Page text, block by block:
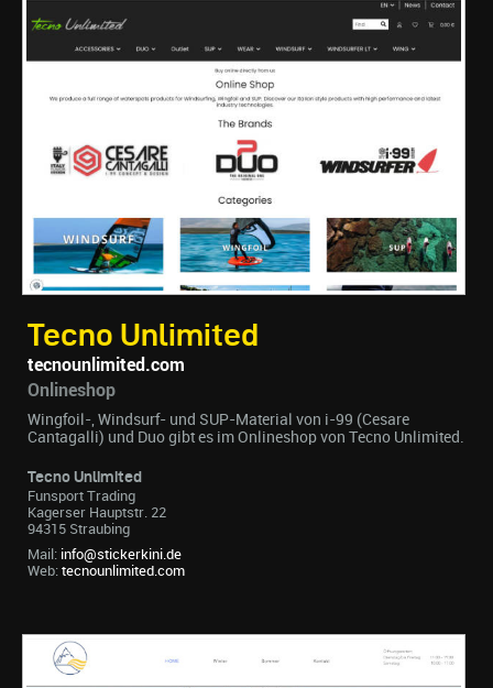
Tecno Unlimited
tecnounlimited.com
Onlineshop
Wingfoil-, Windsurf- und SUP-Material von i-99 (Cesare
Cantagalli) und Duo gibt es im Onlineshop von Tecno Unlimited.
Tecno Unlimited
Funsport Trading
Kagerser Hauptstr. 22
94315 Straubing
Mail: info@stickerkini.de
Web: tecnounlimited.com